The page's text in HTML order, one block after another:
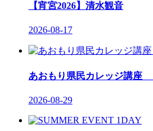
【宵宮2026】清水観音
2026-08-17
あおもり県民カレッジ講座
2026-08-29